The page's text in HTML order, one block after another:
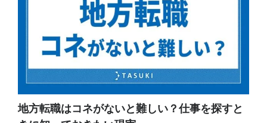
地方転職はコネがないと難しい？仕事を探すと